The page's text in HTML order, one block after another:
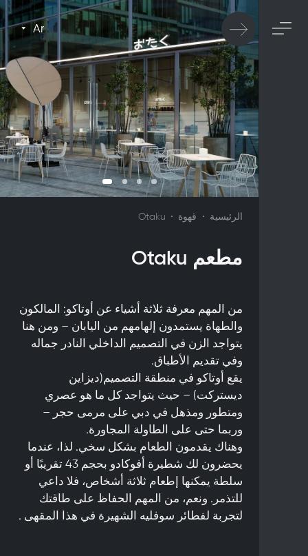
Ar
الرئيسية قهوة Otaku
مطعم Otaku
من المهم معرفة ثلاثة أشياء عن أوتاكو: المالكون
والطهاة يستمدون إلهامهم من اليابان – ومن هنا
يتواجد الزن في التصميم الداخلي النادر جماله
وفي تقديم الأطباق.
يقع أوتاكو في منطقة التصميم(ديزاين
ديستركت) – حيث يتواجد كل ما هو عصري
ومتطور ومذهل في دبي على مرمى حجر –
وربما حتى على الطاولة المجاورة.
وهناك يقدمون الطعام بشكل سخي. لذا، عندما
يحضرون لك شطيرة أفوكادو بحجم 43 تقريبًا أو
سلطة يمكنها إطعام ثلاثة أشخاص، فلا داعي
للتذمر. ونعم، من المهم الحفاظ على طاقتك
لتجربة لفطائر سوفليه الشهيرة في هذا المقهى .